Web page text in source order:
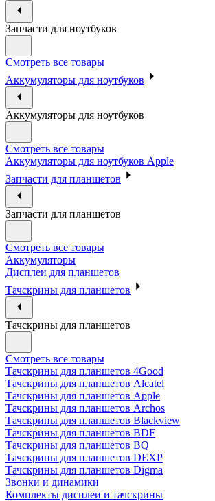
Запчасти для ноутбуков
Смотреть все товары
Аккумуляторы для ноутбуков
Аккумуляторы для ноутбуков
Смотреть все товары
Аккумуляторы для ноутбуков Apple
Запчасти для планшетов
Запчасти для планшетов
Смотреть все товары
Аккумуляторы
Дисплеи для планшетов
Тачскрины для планшетов
Тачскрины для планшетов
Смотреть все товары
Тачскрины для планшетов 4Good
Тачскрины для планшетов Alcatel
Тачскрины для планшетов Apple
Тачскрины для планшетов Archos
Тачскрины для планшетов Blackview
Тачскрины для планшетов BDF
Тачскрины для планшетов BQ
Тачскрины для планшетов DEXP
Тачскрины для планшетов Digma
Звонки и динамики
Комплекты дисплеи и тачскрины